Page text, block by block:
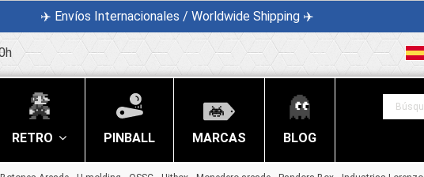
✈️ Envíos Internacionales / Worldwide Shipping ✈️
RETRO PINBALL MARCAS BLOG